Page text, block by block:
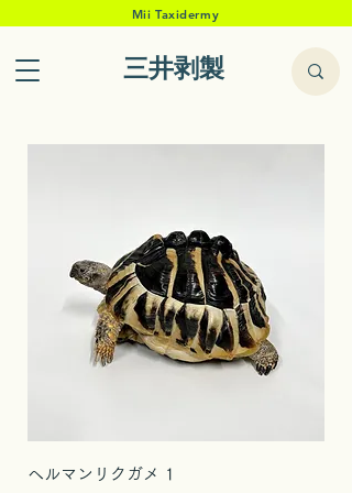
Mii Taxidermy
三井剥製
ヘルマンリクガメ 1